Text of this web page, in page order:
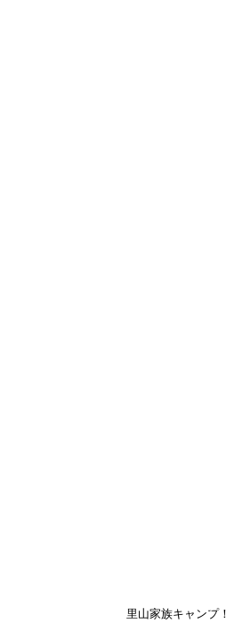
里山家族キャンプ